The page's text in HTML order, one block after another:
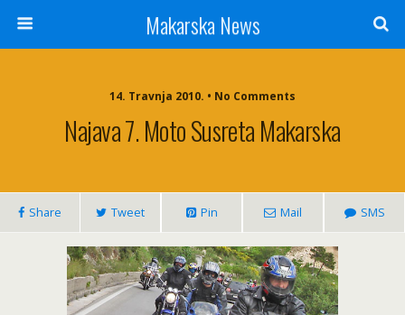
Makarska News
14. Travnja 2010. • No Comments
Najava 7. Moto Susreta Makarska
Share Tweet Pin Mail SMS